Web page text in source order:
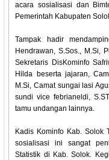
acara sosialisasi dan
Pemerintah Kabupaten
Tampak hadir
Hendrawan, S.Sos., M.Si,
Sekretaris DisKominfo
Hilda beserta jajaran,
M.Si, Camat sungai lasi
sundi vice febrianeldi,
tamu undangan lainnya.
Kadis Kominfo Kab. Solok
sosialisasi ini sangat
Statistik di Kab. Solok.